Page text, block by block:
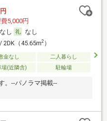
5,000円
なし
なし
2DK（45.65m2）
金なし
二人暮らし
場(近隣含) 駐輪場
。--パノラマ掲載--